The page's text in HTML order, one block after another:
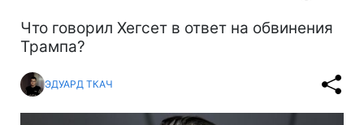
Что говорил Хегсет в ответ на обвинения
Трампа?
ЭДУАРД ТКАЧ